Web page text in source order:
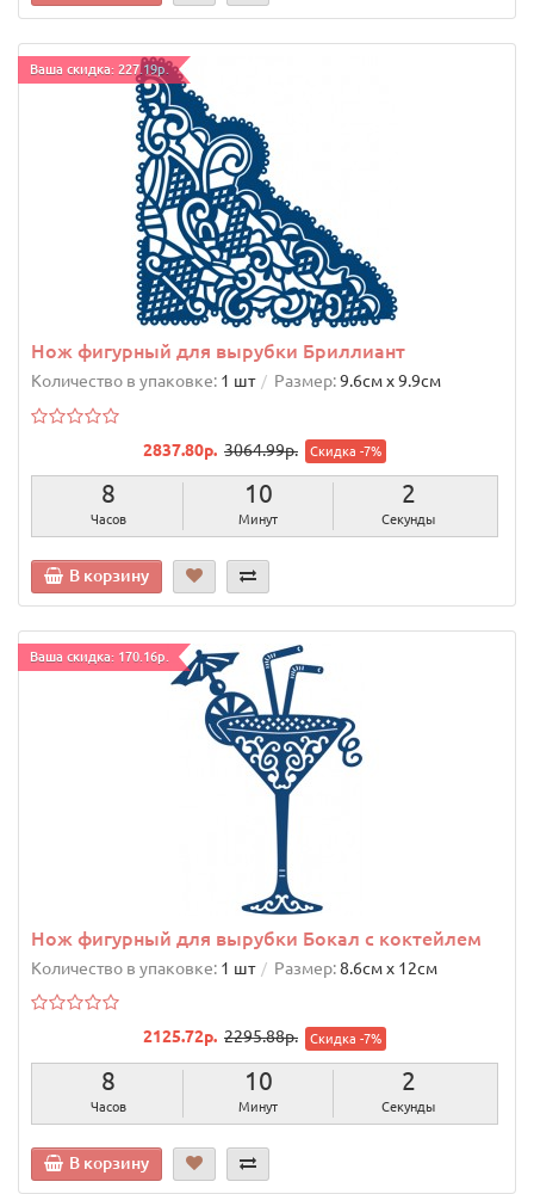
Ваша скидка: 227.19р.
Нож фигурный для вырубки Бриллиант
Количество в упаковке: 1 шт Размер:9.6cм х 9.9cм
2837.80р. 3064.99р. Скидка -7%
8
Часов
10
Минут
1
Секунда
В корзину
Ваша скидка: 170.16р.
Нож фигурный для вырубки Бокал с коктейлем
Количество в упаковке: 1 шт Размер:8.6cм х 12см
2125.72р. 2295.88р. Скидка -7%
8
Часов
10
Минут
1
Секунда
В корзину